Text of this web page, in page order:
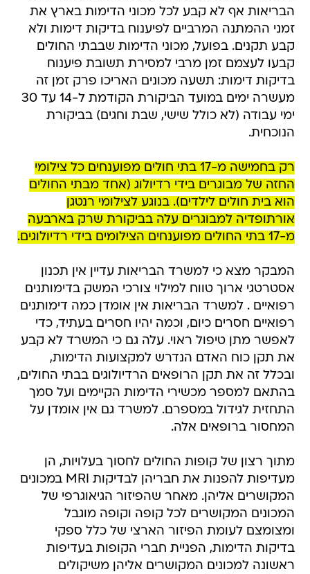
הבריאות אף לא קבע לכל מכוני הדימות בארץ את
זמני ההמתנה המרביים לפיענוח בדיקות דימות ולא
קבע תקנים. בפועל, מכוני הדימות שבבתי החולים
קבעו לעצמם זמן מרבי למסירת תשובת פיענוח
בדיקות דימות: תשעה מכונים האריכו פרק זמן זה
מעשרה ימים במועד הביקורת הקודמת ל-14 עד 30
ימי עבודה (לא כולל שישי, שבת וחגים) בביקורת
הנוכחית.
רק בחמישה מ-17 בתי חולים מפוענחים כל צילומי
החזה של מבוגרים בידי רדיולוג (אחד מבתי החולים
הוא בית חולים לילדים). בנוגע לצילומי רנטגן
אורתופדיה למבוגרים עלה בביקורת שרק בארבעה
מ-17 בתי החולים מפוענחים הצילומים בידי רדיולוגים.
המבקר מצא כי למשרד הבריאות עדיין אין תכנון
אסטרטגי ארוך טווח למילוי צורכי המשק בדימותנים
רפואיים . למשרד הבריאות אין אומדן כמה דימותנים
רפואיים חסרים כיום, וכמה יהיו חסרים בעתיד, כדי
לאפשר מתן טיפול ראוי. עלה גם כי המשרד לא קבע
את תקן כוח האדם הנדרש למקצועות הדימות,
ובכלל זה את תקן הרופאים הרדיולוגים בבתי החולים,
בהתאם למספר מכשירי הדימות הקיימים ועל סמך
התחזית לגידול במספרם. למשרד גם אין אומדן על
המחסור ברופאים אלה.
מתוך רצון של קופות החולים לחסוך בעלויות, הן
מעדיפות להפנות את חבריהן לבדיקות MRI במכונים
המקושרים אליהן. מאחר שהפיזור הגיאוגרפי של
המכונים המקושרים לכל קופה וקופה מוגבל
ומצומצם לעומת הפיזור הארצי של כלל ספקי
בדיקות הדימות, הפניית חברי הקופות בעדיפות
ראשונה למכונים המקושרים אליהן משיקולים